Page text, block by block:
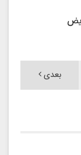
بعدی